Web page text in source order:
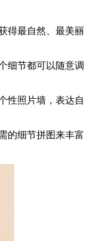
得最自然、最美丽
细节都可以随意调
性照片墙，表达自
的细节拼图来丰富